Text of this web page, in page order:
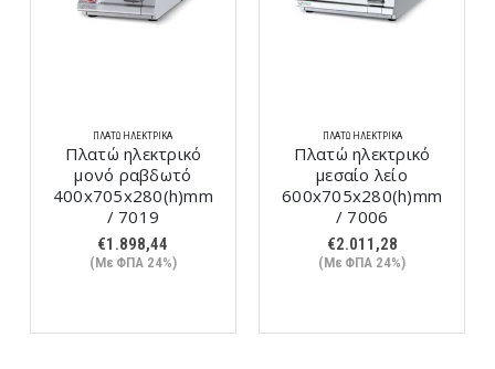
ΠΛΑΤΏ ΗΛΕΚΤΡΙΚΆ
Πλατώ ηλεκτρικό
μονό ραβδωτό
400x705x280(h)mm
/ 7019
€1.898,44
(Με ΦΠΑ 24%)
ΠΛΑΤΏ ΗΛΕΚΤΡΙΚΆ
Πλατώ ηλεκτρικό
μεσαίο λείο
600x705x280(h)mm
/ 7006
€2.011,28
(Με ΦΠΑ 24%)